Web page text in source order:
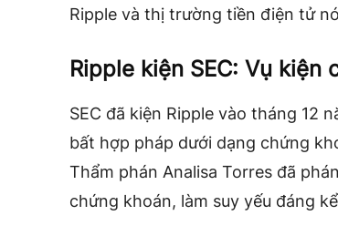
Ripple và thị trường tiền điện tử
Ripple kiện SEC: Vụ
SEC đã kiện Ripple vào tháng 12
bất hợp pháp dưới dạng chứng
Thẩm phán Analisa Torres đã
chứng khoán, làm suy yếu đáng